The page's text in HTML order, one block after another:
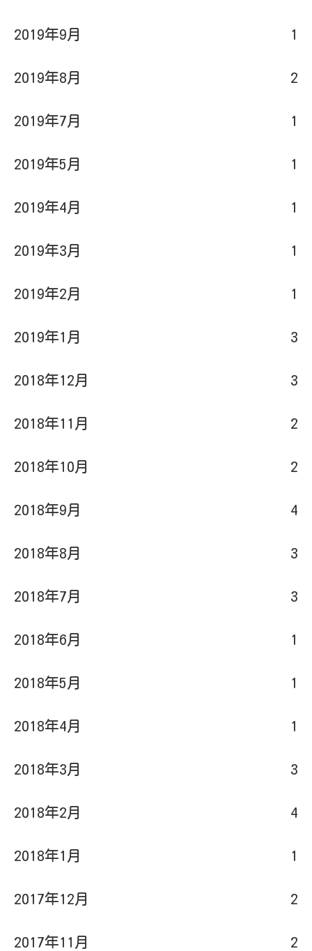
2019年9月 1
2019年8月 2
2019年7月 1
2019年5月 1
2019年4月 1
2019年3月 1
2019年2月 1
2019年1月 3
2018年12月 3
2018年11月 2
2018年10月 2
2018年9月 4
2018年8月 3
2018年7月 3
2018年6月 1
2018年5月 1
2018年4月 1
2018年3月 3
2018年2月 4
2018年1月 1
2017年12月 2
2017年11月 2